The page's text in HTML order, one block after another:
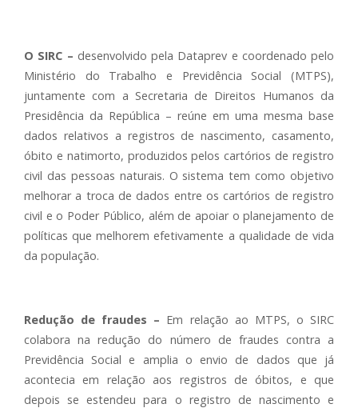
O SIRC – desenvolvido pela Dataprev e coordenado pelo
Ministério do Trabalho e Previdência Social (MTPS),
juntamente com a Secretaria de Direitos Humanos da
Presidência da República – reúne em uma mesma base
dados relativos a registros de nascimento, casamento,
óbito e natimorto, produzidos pelos cartórios de registro
civil das pessoas naturais. O sistema tem como objetivo
melhorar a troca de dados entre os cartórios de registro
civil e o Poder Público, além de apoiar o planejamento de
políticas que melhorem efetivamente a qualidade de vida
da população.
Redução de fraudes – Em relação ao MTPS, o SIRC
colabora na redução do número de fraudes contra a
Previdência Social e amplia o envio de dados que já
acontecia em relação aos registros de óbitos, e que
depois se estendeu para o registro de nascimento e